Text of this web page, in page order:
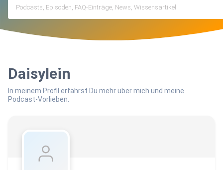
Daisylein
In meinem Profil erfährst Du mehr über mich und meine
Podcast-Vorlieben.